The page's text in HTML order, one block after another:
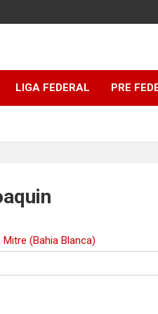
LIGA FEDERAL PRE
Mitre (Bahia Blanca)